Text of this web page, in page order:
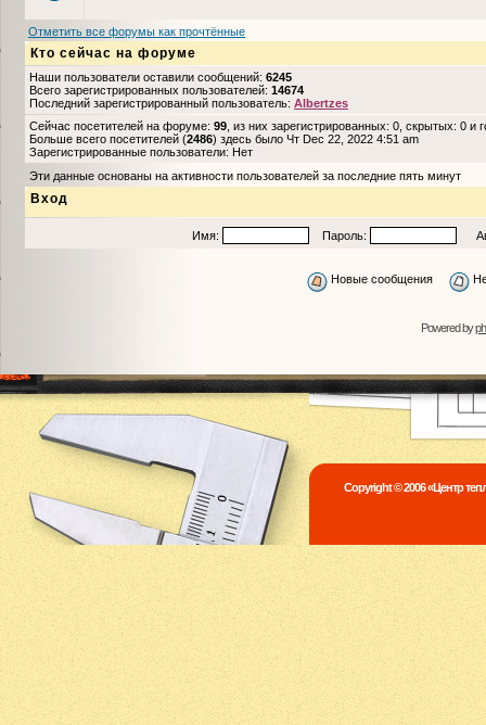
Отметить все форумы как прочтённые
Кто сейчас на форуме
Наши пользователи оставили сообщений: 6245
Всего зарегистрированных пользователей: 14674
Последний зарегистрированный пользователь: Albertzes
Сейчас посетителей на форуме: 99 , из них зарегистрированных: 0, скрытых: 0
Больше всего посетителей (2486) здесь было Чт Dec 22, 2022 4:51 am
Зарегистрированные пользователи: Нет
Эти данные основаны на активности пользователей за последние пять минут
Вход
Имя: Пароль:
Новые сообщения
Powered by
Copyright © 2006 «Центр